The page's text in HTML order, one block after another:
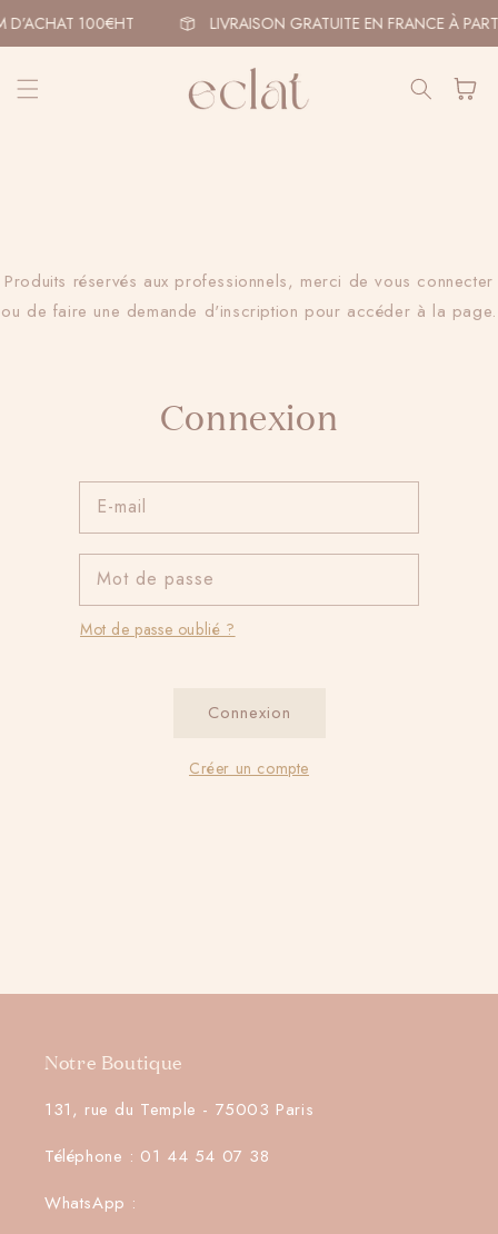
passer
au
D’ACHAT 100€HT LIVRAISON GRATUITE EN FRANCE À
Panier
Produits réservés aux professionnels, merci de vous connecter
ou de faire une demande d'inscription pour accéder à la page.
Connexion
E-mail
Mot de passe
Mot de passe oublié ?
Connexion
Créer un compte
Notre Boutique
131, rue du Temple - 75003 Paris
Téléphone : 01 44 54 07 38
WhatsApp :